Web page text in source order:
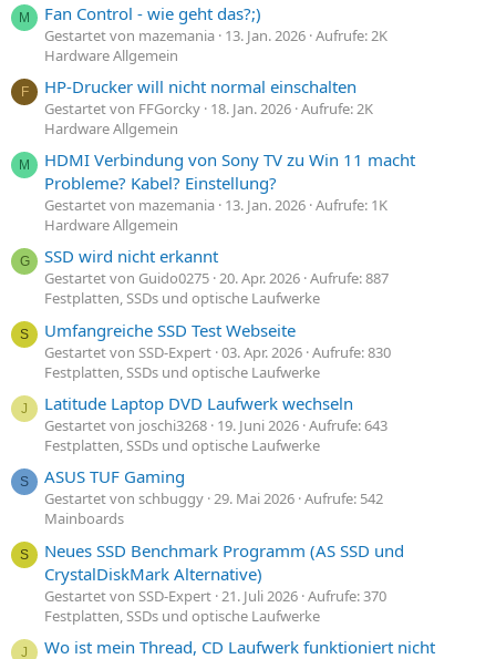
M Fan Control - wie geht das?;)
Gestartet von mazemania 13. Jan. 2026 Aufrufe: 2K
Hardware Allgemein
F HP-Drucker will nicht normal einschalten
Gestartet von FFGorcky 18. Jan. 2026 Aufrufe: 2K
Hardware Allgemein
M
HDMI Verbindung von Sony TV zu Win 11 macht
Probleme? Kabel? Einstellung?
Gestartet von mazemania 13. Jan. 2026 Aufrufe: 1K
Hardware Allgemein
G SSD wird nicht erkannt
Gestartet von Guido0275 20. Apr. 2026 Aufrufe: 887
Festplatten, SSDs und optische Laufwerke
S Umfangreiche SSD Test Webseite
Gestartet von SSD-Expert 03. Apr. 2026 Aufrufe: 830
Festplatten, SSDs und optische Laufwerke
J Latitude Laptop DVD Laufwerk wechseln
Gestartet von joschi3268 19. Juni 2026 Aufrufe: 643
Festplatten, SSDs und optische Laufwerke
S ASUS TUF Gaming
Gestartet von schbuggy 29. Mai 2026 Aufrufe: 542
Mainboards
S
Neues SSD Benchmark Programm (AS SSD und
CrystalDiskMark Alternative)
Gestartet von SSD-Expert 21. Juli 2026 Aufrufe: 370
Festplatten, SSDs und optische Laufwerke
J Wo ist mein Thread, CD Laufwerk funktioniert nicht